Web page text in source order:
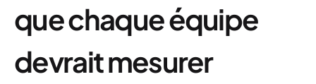
que chaque équipe
devrait mesurer